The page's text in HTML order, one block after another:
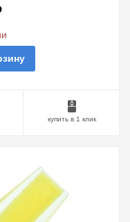
купить в 1 клик